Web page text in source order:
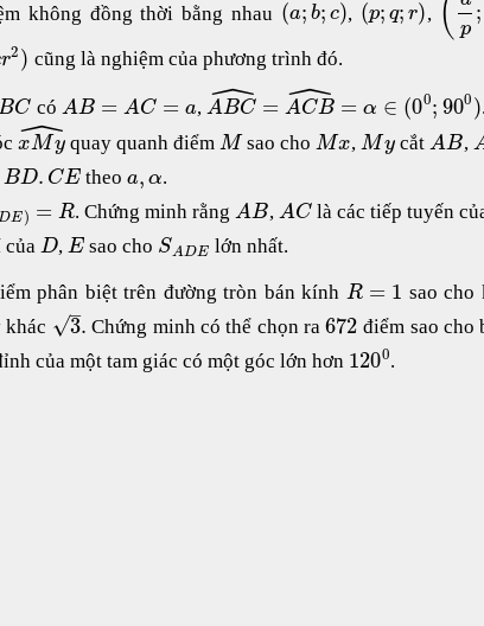
không đồng thời bằng nhau (a; b; c), (p; q; r), ( p
;
r2) cũng là nghiệm của phương trình đó.
C có AB = AC = a, ABC
ˆ = ACB
ˆ = α ∈ (00; 900)
xMy
ˆ quay quanh điểmMsao cho Mx,My cắtAB,
BD. CE theoa, α.
E) = R. Chứng minh rằngAB, AClà các tiếp tuyến
D,E sao cho SADE lớn nhất.
phân biệt trên đường tròn bán kính R = 1 sao cho
khác
3
–
√ . Chứng minh có thể chọn ra672 điểm sao cho
của một tam giác có một góc lớn hơn 1200.